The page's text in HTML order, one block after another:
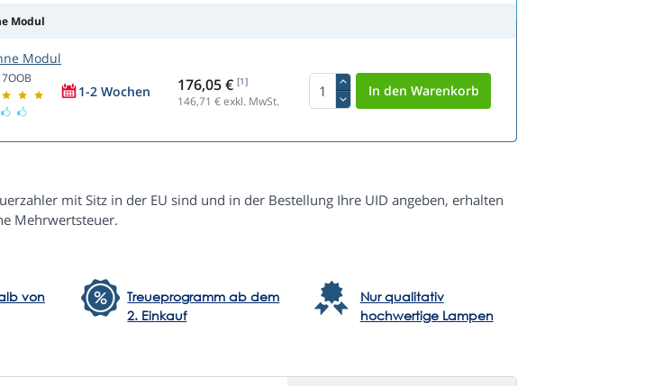
Modul
Modul
1-2 Wochen 176,05 € [1]
146,71 € exkl. MwSt.
mit Sitz in der EU sind und in der Bestellung Ihre UID angeben, erhalten
Mehrwertsteuer.
von
Treueprogramm ab dem
2. Einkauf
Nur qualitativ
hochwertige Lampen